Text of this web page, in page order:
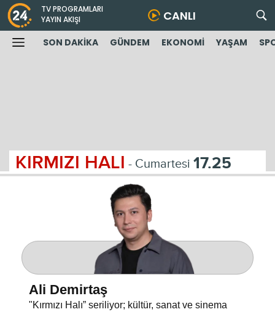
TV PROGRAMLARI
YAYIN AKIŞI
CANLI
SON DAKİKA GÜNDEM EKONOMİ YAŞAM
KIRMIZI HALI - Cumartesi 17.25
Ali Demirtaş
"Kırmızı Halı” seriliyor; kültür, sanat ve sinema